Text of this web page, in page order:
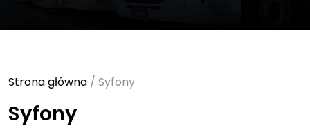
Strona główna / Syfony
Syfony